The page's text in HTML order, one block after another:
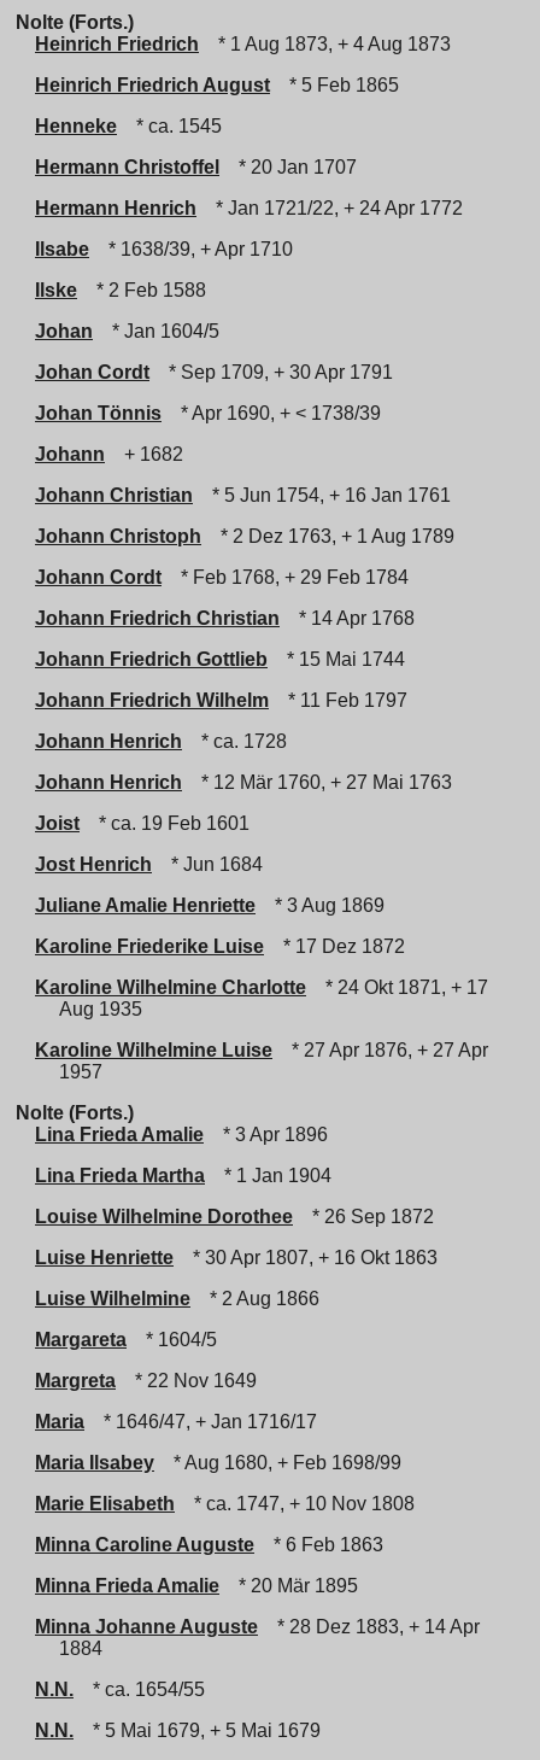
Nolte (Forts.)
Heinrich Friedrich
* 1 Aug 1873, + 4 Aug 1873
Heinrich Friedrich August
* 5 Feb 1865
Henneke
* ca. 1545
Hermann Christoffel
* 20 Jan 1707
Hermann Henrich
* Jan 1721/22, + 24 Apr 1772
Ilsabe
* 1638/39, + Apr 1710
Ilske
* 2 Feb 1588
Johan
* Jan 1604/5
Johan Cordt
* Sep 1709, + 30 Apr 1791
Johan Tönnis
* Apr 1690, + < 1738/39
Johann
+ 1682
Johann Christian
* 5 Jun 1754, + 16 Jan 1761
Johann Christoph
* 2 Dez 1763, + 1 Aug 1789
Johann Cordt
* Feb 1768, + 29 Feb 1784
Johann Friedrich Christian
* 14 Apr 1768
Johann Friedrich Gottlieb
* 15 Mai 1744
Johann Friedrich Wilhelm
* 11 Feb 1797
Johann Henrich
* ca. 1728
Johann Henrich
* 12 Mär 1760, + 27 Mai 1763
Joist
* ca. 19 Feb 1601
Jost Henrich
* Jun 1684
Juliane Amalie Henriette
* 3 Aug 1869
Karoline Friederike Luise
* 17 Dez 1872
Karoline Wilhelmine Charlotte
* 24 Okt 1871, + 17
Aug 1935
Karoline Wilhelmine Luise
* 27 Apr 1876, + 27 Apr
1957
Nolte (Forts.)
Lina Frieda Amalie
* 3 Apr 1896
Lina Frieda Martha
* 1 Jan 1904
Louise Wilhelmine Dorothee
* 26 Sep 1872
Luise Henriette
* 30 Apr 1807, + 16 Okt 1863
Luise Wilhelmine
* 2 Aug 1866
Margareta
* 1604/5
Margreta
* 22 Nov 1649
Maria
* 1646/47, + Jan 1716/17
Maria Ilsabey
* Aug 1680, + Feb 1698/99
Marie Elisabeth
* ca. 1747, + 10 Nov 1808
Minna Caroline Auguste
* 6 Feb 1863
Minna Frieda Amalie
* 20 Mär 1895
Minna Johanne Auguste
* 28 Dez 1883, + 14 Apr
1884
N.N.
* ca. 1654/55
N.N.
* 5 Mai 1679, + 5 Mai 1679